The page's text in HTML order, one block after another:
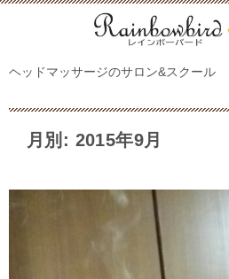
ヘッドマッサージのサロン&スクール
月別: 2015年9月